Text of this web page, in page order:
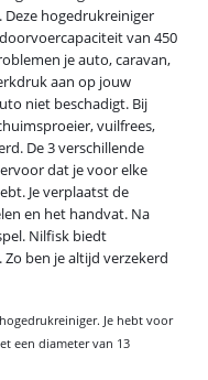
hogedrukreiniger
van 450
je auto, caravan,
aan op jouw
niet beschadigt. Bij
vuilfrees,
De 3 verschillende
dat je voor elke
Je verplaatst de
en het handvat. Na
Nilfisk biedt
ben je altijd verzekerd
Je hebt voor
een diameter van 13